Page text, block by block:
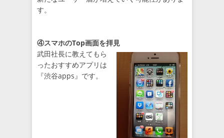
す。
④スマホのTop画面を拝見
武田社長に教えてもら
ったおすすめアプリは
『渋谷apps』です。